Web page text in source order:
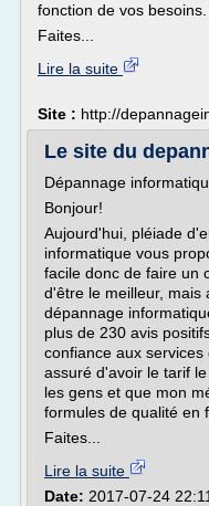
fonction de vos besoins.
Faites...
Lire la suite
Site : http://
Le site du
Dépannage
Bonjour!
Aujourd'hui, pléiade
informatique vous
facile donc de faire un
d'être le meilleur, mais
dépannage
plus de 230 avis
confiance aux
assuré d'avoir le tarif
les gens et que mon
formules de qualité en
Faites...
Lire la suite
Date: 2017-07-24